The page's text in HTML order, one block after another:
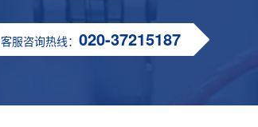
客服咨询热线： 020-37215187